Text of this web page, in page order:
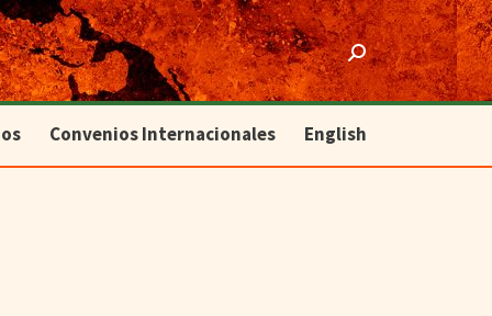
Search:
Convenios Internacionales English
Convenios Internacionales English